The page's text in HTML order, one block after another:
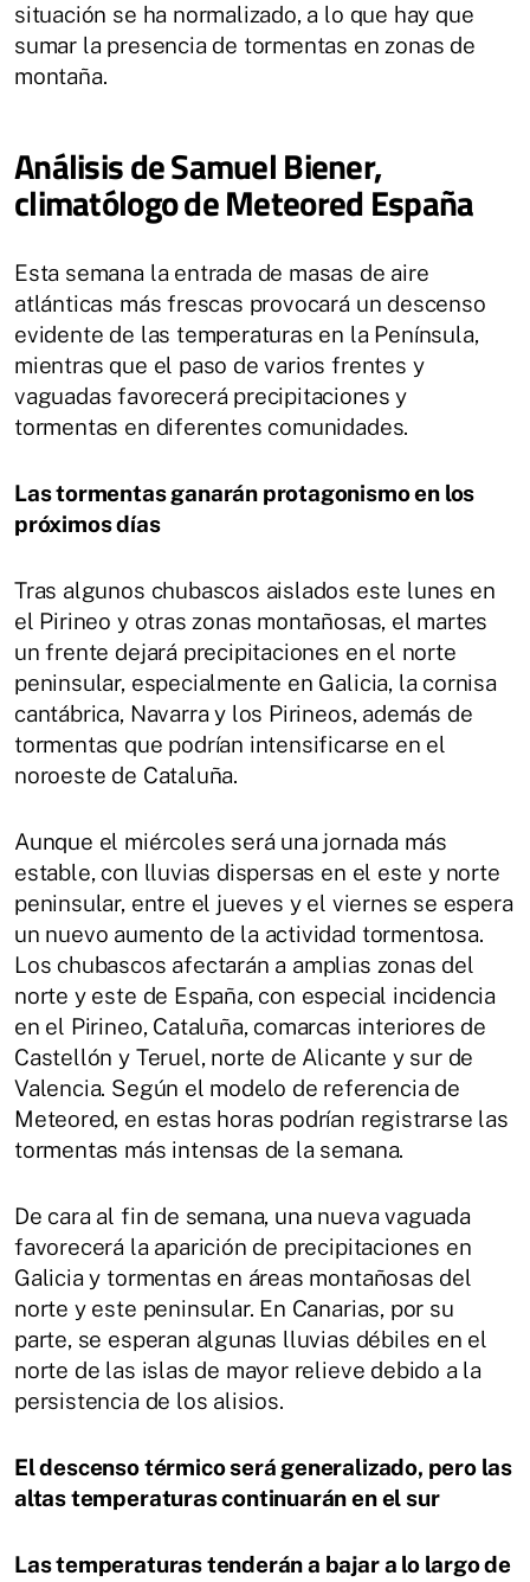
situación se ha normalizado, a lo que hay que
sumar la presencia de tormentas en zonas de
montaña.
Análisis de Samuel Biener,
climatólogo de Meteored España
Esta semana la entrada de masas de aire
atlánticas más frescas provocará un descenso
evidente de las temperaturas en la Península,
mientras que el paso de varios frentes y
vaguadas favorecerá precipitaciones y
tormentas en diferentes comunidades.
Las tormentas ganarán protagonismo en los
próximos días
Tras algunos chubascos aislados este lunes en
el Pirineo y otras zonas montañosas, el martes
un frente dejará precipitaciones en el norte
peninsular, especialmente en Galicia, la cornisa
cantábrica, Navarra y los Pirineos, además de
tormentas que podrían intensificarse en el
noroeste de Cataluña.
Aunque el miércoles será una jornada más
estable, con lluvias dispersas en el este y norte
peninsular, entre el jueves y el viernes se espera
un nuevo aumento de la actividad tormentosa.
Los chubascos afectarán a amplias zonas del
norte y este de España, con especial incidencia
en el Pirineo, Cataluña, comarcas interiores de
Castellón y Teruel, norte de Alicante y sur de
Valencia. Según el modelo de referencia de
Meteored, en estas horas podrían registrarse las
tormentas más intensas de la semana.
De cara al fin de semana, una nueva vaguada
favorecerá la aparición de precipitaciones en
Galicia y tormentas en áreas montañosas del
norte y este peninsular. En Canarias, por su
parte, se esperan algunas lluvias débiles en el
norte de las islas de mayor relieve debido a la
persistencia de los alisios.
El descenso térmico será generalizado, pero las
altas temperaturas continuarán en el sur
Las temperaturas tenderán a bajar a lo largo de